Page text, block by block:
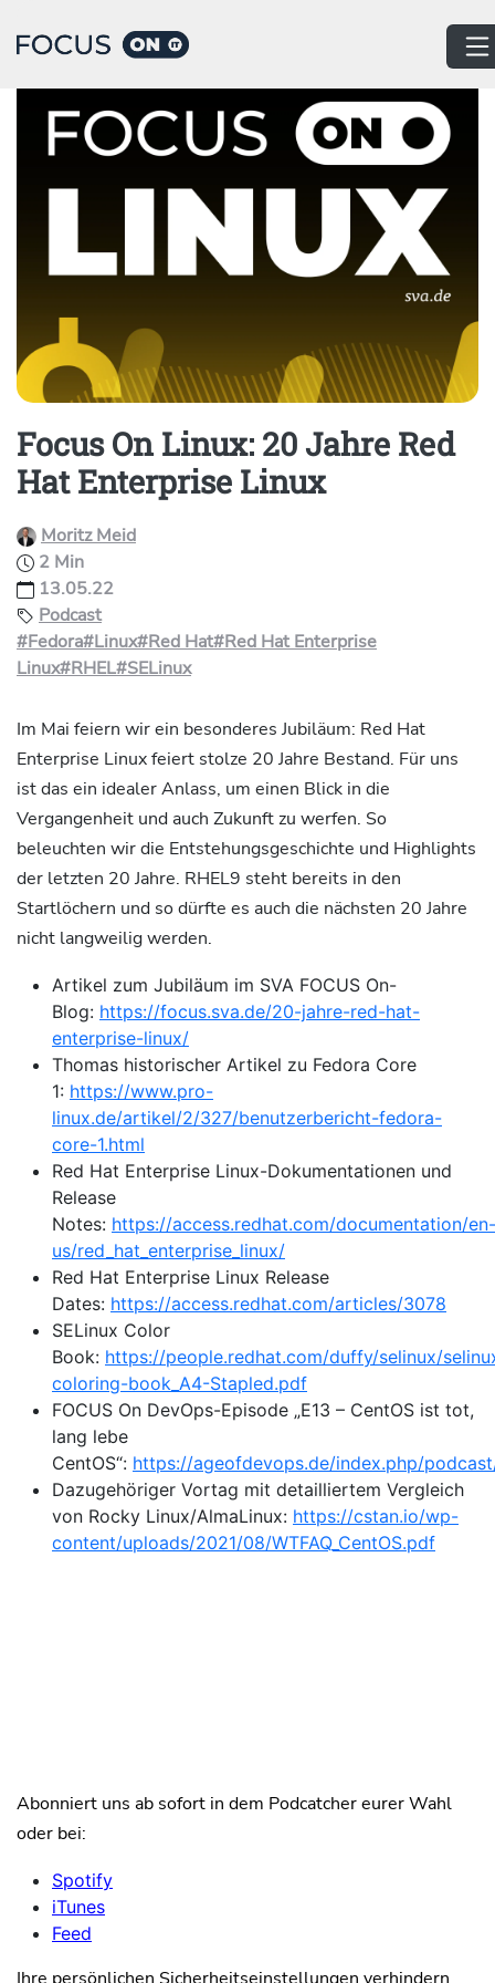
Home Podcast
Focus On Linux: 20 Jahre Red
Hat Enterprise Linux
Moritz Meid
2 Min
13.05.22
Podcast
#Fedora#Linux#Red Hat#Red Hat Enterprise
Linux#RHEL#SELinux
Im Mai feiern wir ein besonderes Jubiläum: Red Hat
Enterprise Linux feiert stolze 20 Jahre Bestand. Für uns
ist das ein idealer Anlass, um einen Blick in die
Vergangenheit und auch Zukunft zu werfen. So
beleuchten wir die Entstehungsgeschichte und Highlights
der letzten 20 Jahre. RHEL9 steht bereits in den
Startlöchern und so dürfte es auch die nächsten 20 Jahre
nicht langweilig werden.
Artikel zum Jubiläum im SVA FOCUS On-
Blog: https://focus.sva.de/20-jahre-red-hat-
enterprise-linux/
Thomas historischer Artikel zu Fedora Core
1: https://www.pro-
linux.de/artikel/2/327/benutzerbericht-fedora-
core-1.html
Red Hat Enterprise Linux-Dokumentationen und
Release
Notes: https://access.redhat.com/documentation/en-
us/red_hat_enterprise_linux/
Red Hat Enterprise Linux Release
Dates: https://access.redhat.com/articles/3078
SELinux Color
Book: https://people.redhat.com/duffy/selinux/
coloring-book_A4-Stapled.pdf
FOCUS On DevOps-Episode „E13 – CentOS ist tot,
lang lebe
CentOS“: https://ageofdevops.de/index.php/
Dazugehöriger Vortag mit detailliertem Vergleich
von Rocky Linux/AlmaLinux: https://cstan.io/wp-
content/uploads/2021/08/WTFAQ_CentOS.pdf
Abonniert uns ab sofort in dem Podcatcher eurer Wahl
oder bei:
Spotify
iTunes
Feed